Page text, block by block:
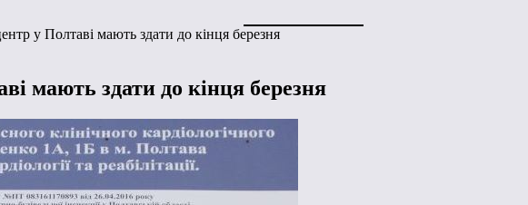
у Полтаві мають здати до кінця березня
мають здати до кінця березня